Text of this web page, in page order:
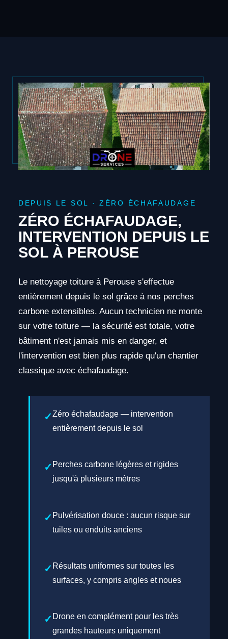
DEPUIS LE SOL · ZÉRO ÉCHAFAUDAGE
ZÉRO ÉCHAFAUDAGE,
INTERVENTION DEPUIS LE
SOL À PEROUSE
Le nettoyage toiture à Perouse s'effectue
entièrement depuis le sol grâce à nos perches
carbone extensibles. Aucun technicien ne monte
sur votre toiture — la sécurité est totale, votre
bâtiment n'est jamais mis en danger, et
l'intervention est bien plus rapide qu'un chantier
classique avec échafaudage.
Zéro échafaudage — intervention
entièrement depuis le sol
Perches carbone légères et rigides
jusqu'à plusieurs mètres
Pulvérisation douce : aucun risque sur
tuiles ou enduits anciens
Résultats uniformes sur toutes les
surfaces, y compris angles et noues
Drone en complément pour les très
grandes hauteurs uniquement